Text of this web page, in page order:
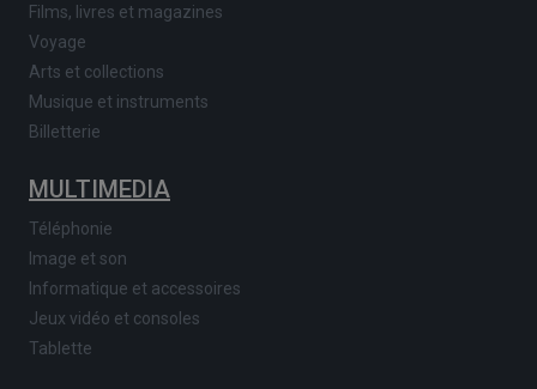
Films, livres et magazines
Voyage
Arts et collections
Musique et instruments
Billetterie
MULTIMEDIA
Téléphonie
Image et son
Informatique et accessoires
Jeux vidéo et consoles
Tablette